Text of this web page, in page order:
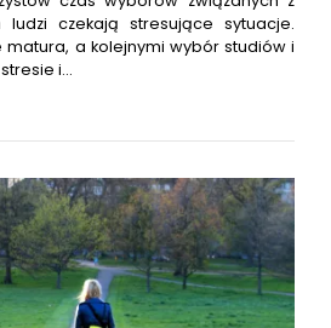
ludzi czekają stresujące sytuacje.
matura, a kolejnymi wybór studiów i
i…